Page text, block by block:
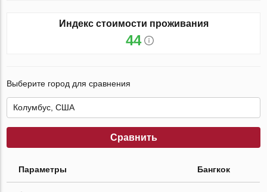
Индекс стоимости проживания
44
Выберите город для сравнения
Сравнить
Параметры Бангкок